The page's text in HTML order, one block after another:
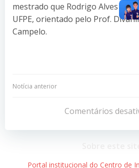
mestrado que Rodrigo Alves
UFPE, orientado pelo Prof.
Campelo.
Navegação
Post
Notícia anterior
de
Comentários
Portal institucional do Centro de